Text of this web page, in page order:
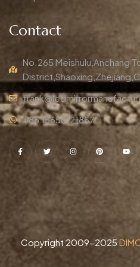
Contact
No.265 Meishulu,Anchang
+86 15658121857
Copyright 2009-2025